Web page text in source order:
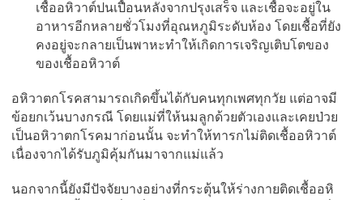
เชื้ออหิวาต์ปนเปื้อนหลังจากปรุงเสร็จ และเชื้อจะอยู่ใน
อาหารอีกหลายชั่วโมงที่อุณหภูมิระดับห้อง โดยเชื้อที่ยัง
คงอยู่จะกลายเป็นพาหะทำให้เกิดการเจริญเติบโตของ
ของเชื้ออหิวาต์
อหิวาตกโรคสามารถเกิดขึ้นได้กับคนทุกเพศทุกวัย แต่อาจมี
ข้อยกเว้นบางกรณี โดยแม่ที่ให้นมลูกด้วยตัวเองและเคยป่วย
เป็นอหิวาตกโรคมาก่อนนั้น จะทำให้ทารกไม่ติดเชื้ออหิวาต์
เนื่องจากได้รับภูมิคุ้มกันมาจากแม่แล้ว
นอกจากนี้ยังมีปัจจัยบางอย่างที่กระตุ้นให้ร่างกายติดเชื้ออหิ